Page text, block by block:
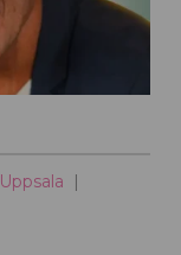
Uppsala